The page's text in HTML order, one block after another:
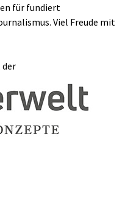
für fundiert
Viel Freude mit
der